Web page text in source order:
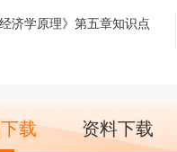
济学原理》第五章知识点
载 资料下载